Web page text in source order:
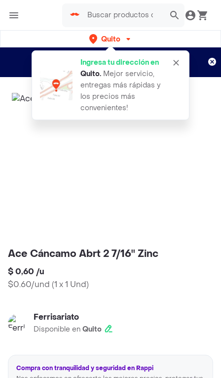
Quito
Ingresa tu dirección en
Quito. Mejor servicio,
entregas más rápidas y
los precios más
convenientes!
envíos gratis por semanas
Aplican TyC
Ace Cáncamo Abrt 2 7/16'' Zinc
$ 0,60 /u
$0.60/und (1 x 1 Und)
Ferrisariato
Disponible en Quito
Compra con tranquilidad y seguridad en Rappi